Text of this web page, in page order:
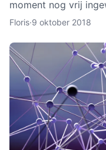
moment nog vrij
drempels aan. Er
Floris·9 oktober 2018